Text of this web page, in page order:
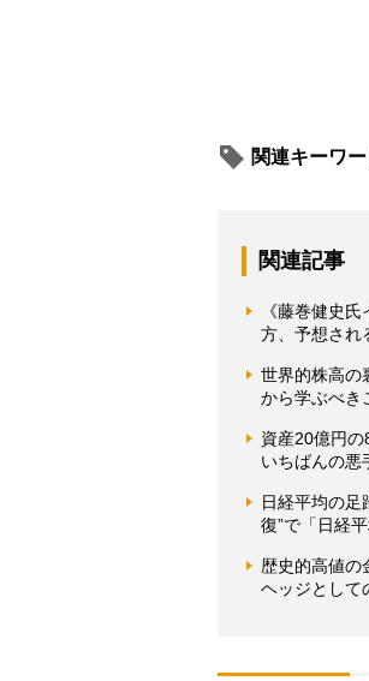
関連キーワ
関連記事
《藤巻健史
方、予想され
世界的株高の
から学ぶべき
資産20億円の
いちばんの悪
日経平均の
復”で「日経
歴史的高値の
ヘッジとして